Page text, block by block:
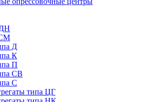
Д
К
П
СВ
С
типа ЦГ